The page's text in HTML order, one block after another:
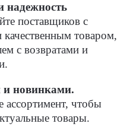
надежность
поставщиков с
товаром,
с возвратами и
и новинками.
ассортимент, чтобы
товары.